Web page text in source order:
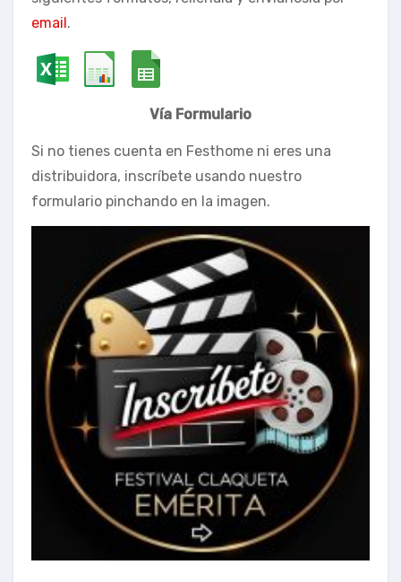
email .
Vía Formulario
Si no tienes cuenta en Festhome ni eres una
distribuidora, inscríbete usando nuestro
formulario pinchando en la imagen.